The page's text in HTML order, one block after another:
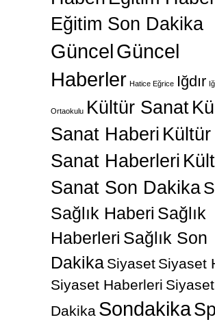
Eğitim Son Dakika
GüncelGüncel
Haberler Hatice Eğrice Iğdır
Ortaokulu Kültür Sanat
Sanat Haberi Kültür
Sanat Haberleri
Sanat Son Dakika
Sağlık Haberi Sağlık
Haberleri Sağlık Son
Dakika Siyaset Siyaset
Siyaset Haberleri
Dakika Sondakika